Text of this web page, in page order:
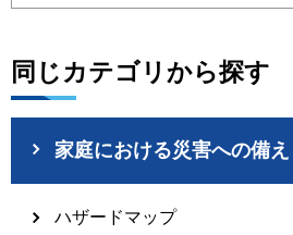
同じカテゴリから探す
家庭における災害への備え
ハザードマップ